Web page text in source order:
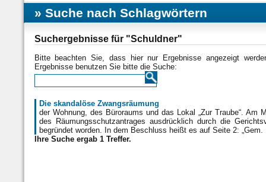
Suche nach Schlagwörtern
Suchergebnisse für "Schuldner"
Bitte beachten Sie, dass hier nur Ergebnisse angezeigt
Ergebnisse benutzen Sie bitte die Suche:
Die skandalöse Zwangsräumung
der Wohnung, des Büroraums und das Lokal „Zur Traube“.
des Räumungsschutzantrages ausdrücklich durch die
begründet worden. In dem Beschluss heißt es auf Seite 2:
Ihre Suche ergab 1 Treffer.